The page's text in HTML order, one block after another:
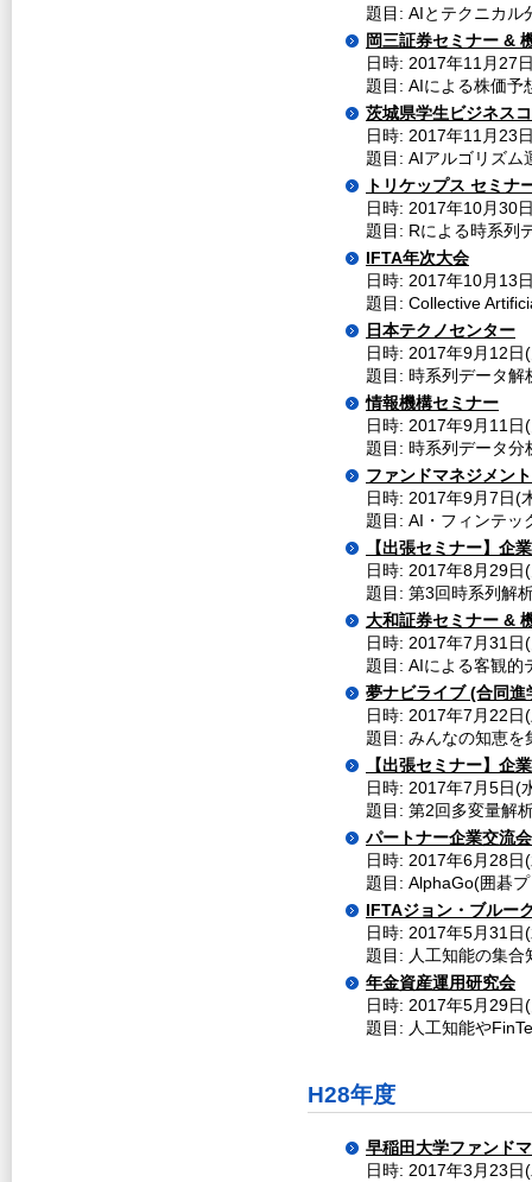
題目: AIとテクニカル
岡三証券セミナー &
日時: 2017年11月27
題目: AIによる株価予
茨城県学生ビジネス
日時: 2017年11月23
題目: AIアルゴリズム
トリケップス セミナ
日時: 2017年10月30
題目: Rによる時系列
IFTA年次大会
日時: 2017年10月13
題目: Collective
日本テクノセンター
日時: 2017年9月12
題目: 時系列データ
情報機構セミナー
日時: 2017年9月11
題目: 時系列データ
ファンドマネジメン
日時: 2017年9月7日(
題目: AI・フィンテッ
【出張セミナー】企
日時: 2017年8月29
題目: 第3回時系列解
大和証券セミナー &
日時: 2017年7月31
題目: AIによる客観的
夢ナビライブ (合同進
日時: 2017年7月22
題目: みんなの知恵を
【出張セミナー】企
日時: 2017年7月5日(
題目: 第2回多変量解
パートナー企業交流会
日時: 2017年6月28
題目: AlphaGo(囲碁
IFTAジョン・ブルー
日時: 2017年5月31
題目: 人工知能の集
年金資産運用研究会
日時: 2017年5月29
題目: 人工知能や
H28年度
早稲田大学ファンド
日時: 2017年3月23